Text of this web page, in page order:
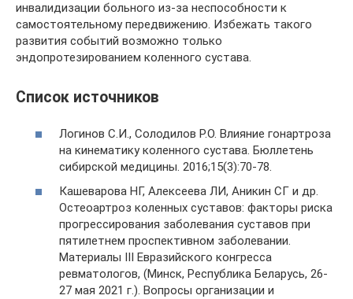
инвалидизации больного из-за неспособности к
самостоятельному передвижению. Избежать такого
развития событий возможно только
эндопротезированием коленного сустава.
Список источников
Логинов С.И., Солодилов Р.О. Влияние гонартроза
на кинематику коленного сустава. Бюллетень
сибирской медицины. 2016;15(3):70-78.
Кашеварова НГ, Алексеева ЛИ, Аникин СГ и др.
Остеоартроз коленных суставов: факторы риска
прогрессирования заболевания суставов при
пятилетнем проспективном заболевании.
Материалы III Евразийского конгресса
ревматологов, (Минск, Республика Беларусь, 26-
27 мая 2021 г.). Вопросы организации и